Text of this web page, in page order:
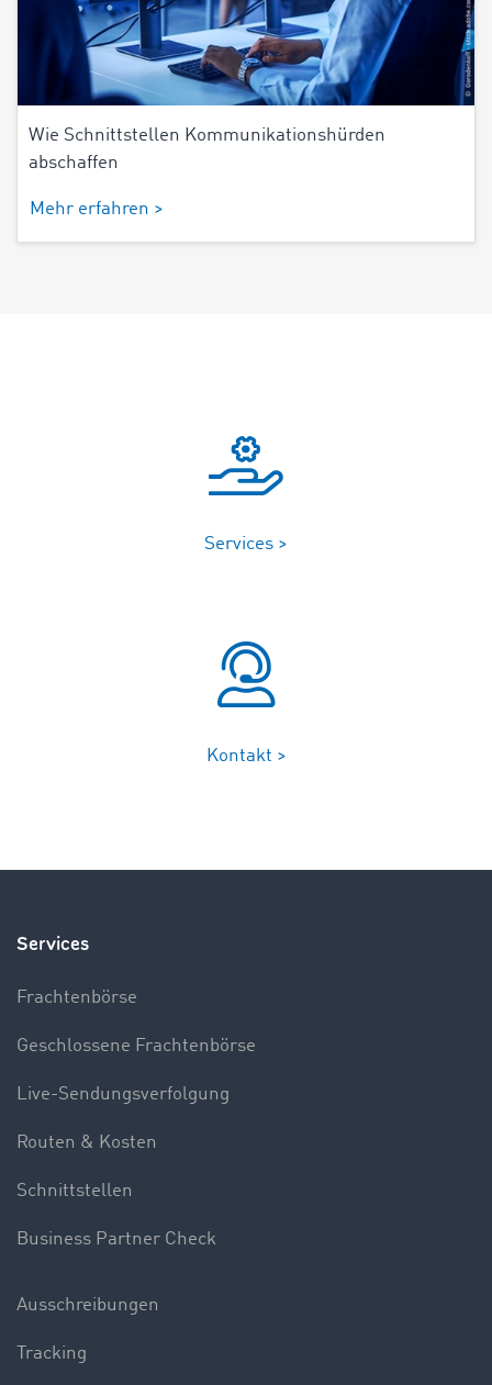
Wie Schnittstellen Kommunikationshürden
abschaffen
Mehr erfahren >
Services >
Kontakt >
Services
Frachtenbörse
Geschlossene Frachtenbörse
Live-Sendungsverfolgung
Routen & Kosten
Schnittstellen
Business Partner Check
Ausschreibungen
Tracking